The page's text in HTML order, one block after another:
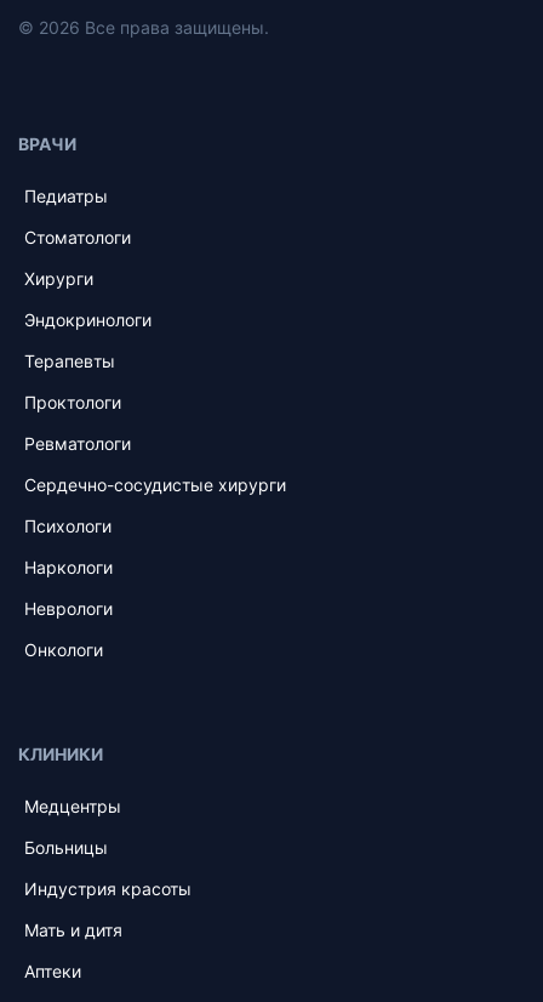
© 2026 Все права защищены.
ВРАЧИ
Педиатры
Стоматологи
Хирурги
Эндокринологи
Терапевты
Проктологи
Ревматологи
Сердечно-сосудистые хирурги
Психологи
Наркологи
Неврологи
Онкологи
КЛИНИКИ
Медцентры
Больницы
Индустрия красоты
Мать и дитя
Аптеки